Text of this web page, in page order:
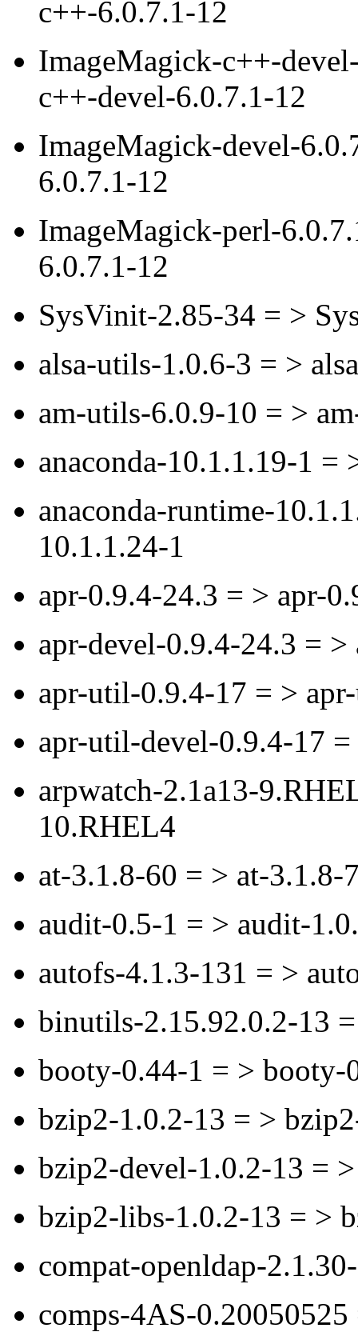
c++-6.0.7.1-12
ImageMagick-c++-
c++-devel-6.0.7.1-12
ImageMagick-devel-
6.0.7.1-12
ImageMagick-perl-
6.0.7.1-12
SysVinit-2.85-34 = >
alsa-utils-1.0.6-3 = >
am-utils-6.0.9-10 = >
anaconda-10.1.1.19-1 =
anaconda-runtime-
10.1.1.24-1
apr-0.9.4-24.3 = > apr-
apr-devel-0.9.4-24.3 =
apr-util-0.9.4-17 = >
apr-util-devel-0.9.4-17
arpwatch-2.1a13-
10.RHEL4
at-3.1.8-60 = > at-3.1.8-
audit-0.5-1 = > audit-
autofs-4.1.3-131 = >
binutils-2.15.92.0.2-13
booty-0.44-1 = > booty-
bzip2-1.0.2-13 = >
bzip2-devel-1.0.2-13 =
bzip2-libs-1.0.2-13 = >
compat-openldap-
comps-4AS-